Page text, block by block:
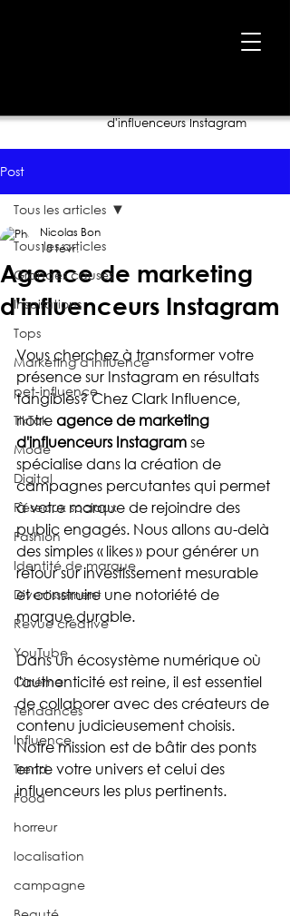
d'influenceurs Instagram
Post
Tous les articles
Grandes causes
Inspirations
Tops
Marketing d'influence
pet-influence
TikTok
Mode
Digital
Réseaux sociaux
Fashion
Identité de marque
Divertissement
Revue créative
YouTube
Cinéma
Tendances
Influence
Trend
Food
horreur
localisation
campagne
Tous les articles
Agence de marketing
d'influenceurs Instagram
Nicolas Bon
18 févr.
Vous cherchez à transformer votre
présence sur Instagram en résultats
tangibles? Chez Clark Influence,
notre agence de marketing
d'influenceurs Instagram se
spécialise dans la création de
campagnes percutantes qui permet
à votre marque de rejoindre des
public engagés. Nous allons au-delà
des simples « likes » pour générer un
retour sur investissement mesurable
et construire une notoriété de
marque durable.
Dans un écosystème numérique où
l'authenticité est reine, il est essentiel
de collaborer avec des créateurs de
contenu judicieusement choisis.
Notre mission est de bâtir des ponts
entre votre univers et celui des
influenceurs les plus pertinents.